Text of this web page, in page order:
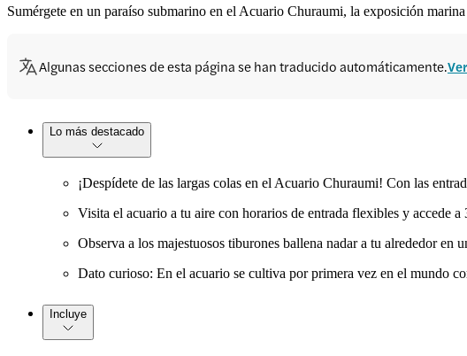
Sumérgete en un paraíso submarino en el Acuario Churaumi, la exposición
Algunas secciones de esta página se han traducido automáticamente.
Lo más destacado
¡Despídete de las largas colas en el Acuario Churaumi! Con las
Visita el acuario a tu aire con horarios de entrada flexibles y accede
Observa a los majestuosos tiburones ballena nadar a tu alrededor
Dato curioso: En el acuario se cultiva por primera vez en el mundo
Incluye